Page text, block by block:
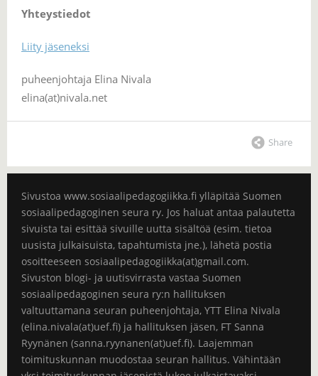
Yhteystiedot
Liity jäseneksi
puheenjohtaja Elina Nivala
elina(at)nivala.net
Share
Sivustoa www.sosiaalipedagogiikka.fi ylläpitää Suomen
sosiaalipedagoginen seura ry. Jos haluat antaa palautetta
sivuista tai esittää sivuille uutta sisältöä (esim. tietoa
uusista julkaisuista, tapahtumista jne.), lähetä postia
osoitteeseen sosiaalipedagogiikka(at)gmail.com.
Sivuston blogi- ja uutisvirrasta vastaa Suomen
sosiaalipedagoginen seura ry:n hallituksen
valtuuttamana seuran puheenjohtaja, YTT Elina Nivala
(elina.nivala(at)uef.fi) ja hallituksen jäsen, FT Sanna
Ryynänen (sanna.ryynanen(at)uef.fi). Laajemman
toimituskunnan muodostaa seuran hallitus. Vähintään